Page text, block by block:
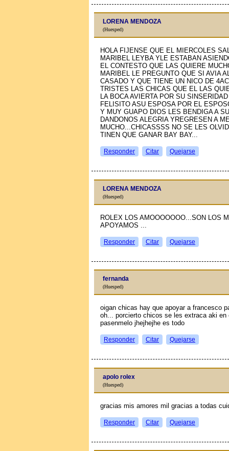
LORENA MENDOZA
(Huesped)
HOLA FIJENSE QUE EL MIERCOLES
MARIBEL LEYBA YLE ESTABAN
EL CONTESTO QUE LAS QUIERE
MARIBEL LE PREGUNTO QUE SI AVIA
CASADO Y QUE TIENE UN NIСO DE
TRISTES LAS CHICAS QUE EL LAS
LA BOCA AVIERTA POR SU
FELISITO ASU ESPOSA POR EL
Y MUY GUAPO DIOS LES BENDIGA A
DANDONOS ALEGRIA YREGRESEN A
MUCHO...CHICASSSS NO SE LES
TINEN QUE GANAR BAY BAY...
Responder Citar Quejarse
LORENA MENDOZA
(Huesped)
ROLEX LOS AMOOOOOOO...SON LOS
APOYAMOS ...
Responder Citar Quejarse
fernanda
(Huesped)
oigan chicas hay que apoyar a francesco
oh... porcierto chicos se les extraсa aki
pasenmelo jhejhejhe es todo
Responder Citar Quejarse
apolo rolex
(Huesped)
gracias mis amores mil gracias a todas
Responder Citar Quejarse